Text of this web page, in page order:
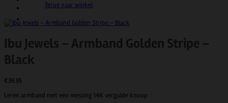
Terug naar winkel
Ibu Jewels – Armband Golden Stripe –
Black
€39.95
Leren armband met een messing 14K vergulde knoop